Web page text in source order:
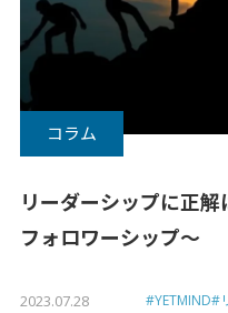
コラム
リーダーシップに正
フォロワーシップ〜
2023.07.28 #YETMIND#